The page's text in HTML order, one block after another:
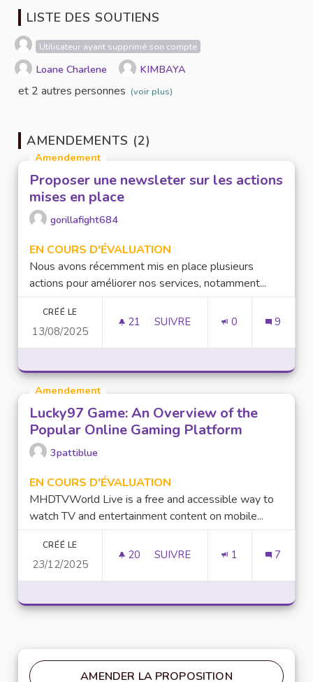
LISTE DES SOUTIENS
Utilisateur ayant supprimé son compte
Loane Charlene KIMBAYA
et 2 autres personnes (voir plus)
AMENDEMENTS (2)
Amendement
Proposer une newsleter sur les actions
mises en place
gorillafight684
EN COURS D'ÉVALUATION
Nous avons récemment mis en place plusieurs
actions pour améliorer nos services, notamment...
CRÉÉ LE
13/08/2025
21 21 ABONNÉS
SUIVRE 0 9
Amendement
Lucky97 Game: An Overview of the
Popular Online Gaming Platform
3pattiblue
EN COURS D'ÉVALUATION
MHDTVWorld Live is a free and accessible way to
watch TV and entertainment content on mobile...
CRÉÉ LE
23/12/2025
20 20 ABONNÉS
SUIVRE 1 7
AMENDER LA PROPOSITION